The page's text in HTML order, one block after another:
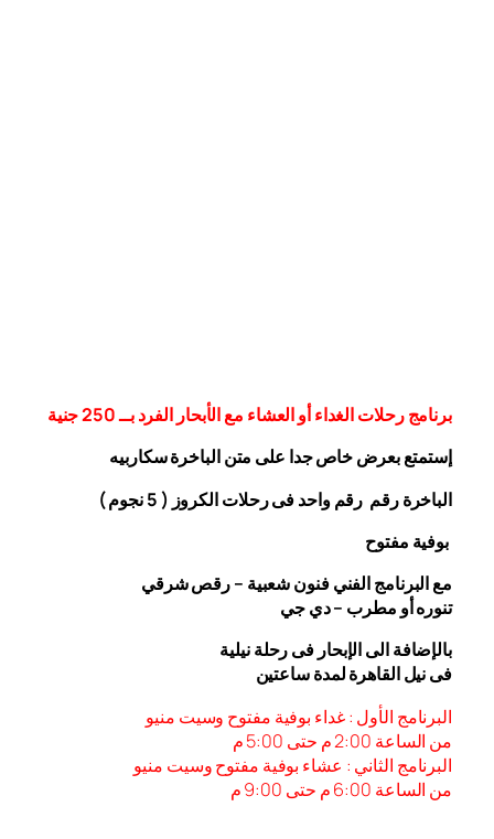
برنامج رحلات الغداء أو العشاء مع الأبحار الفرد بــ 250 جنية
إستمتع بعرض خاص جدا على متن الباخرةسكاربيه
الباخرة رقم رقم واحد فى رحلات الكروز ( 5 نجوم )
بوفية مفتوح
مع البرنامج الفني فنون شعبية – رقص شرقي
تنوره أو مطرب – دي جي
بالإضافة الى الإبحار فى رحلة نيلية
فى نيل القاهرة لمدة ساعتين
البرنامج الأول : غداء بوفية مفتوح وسيت منيو
من الساعة 2:00 م حتى 5:00 م
البرنامج الثاني : عشاء بوفية مفتوح وسيت منيو
من الساعة 6:00 م حتى 9:00 م